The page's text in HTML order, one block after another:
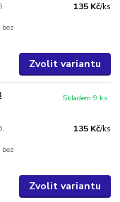
135 Kč/ks
Zvolit variantu
135 Kč/ks
Skladem 9 ks
Zvolit variantu